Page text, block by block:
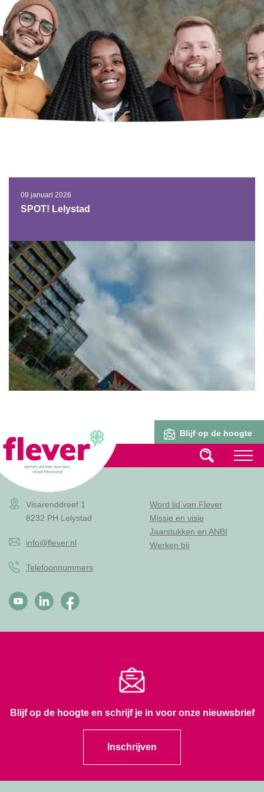
09 januari 2026
SPOT! Lelystad
Blijf op de hoogte
Visarenddreef 1
8232 PH Lelystad
info@flever.nl
Telefoonnummers
Word lid van Flever
Missie en visie
Jaarstukken en ANBI
Werken bij
Blijf op de hoogte en schrijf je in voor onze nieuwsbrief
Inschrijven